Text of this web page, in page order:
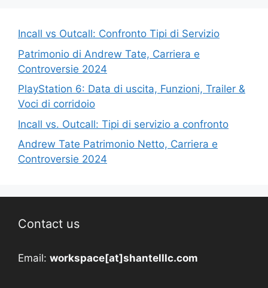
Incall vs Outcall: Confronto Tipi di Servizio
Patrimonio di Andrew Tate, Carriera e
Controversie 2024
PlayStation 6: Data di uscita, Funzioni, Trailer &
Voci di corridoio
Incall vs. Outcall: Tipi di servizio a confronto
Andrew Tate Patrimonio Netto, Carriera e
Controversie 2024
Contact us
Email: workspace[at]shantelllc.com